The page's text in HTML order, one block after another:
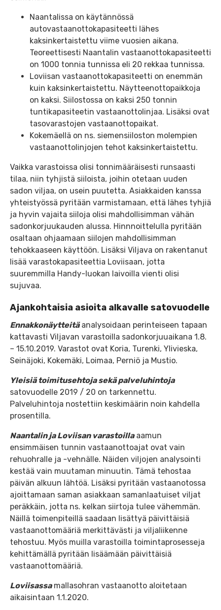
Naantalissa on käytännössä
autovastaanottokapasiteetti lähes
kaksinkertaistettu viime vuosien aikana.
Teoreettisesti Naantalin vastaanottokapasiteetti
on 1000 tonnia tunnissa eli 20 rekkaa tunnissa.
Loviisan vastaanottokapasiteetti on enemmän
kuin kaksinkertaistettu. Näytteenottopaikkoja
on kaksi. Siilostossa on kaksi 250 tonnin
tuntikapasiteetin vastaanottolinjaa. Lisäksi ovat
tasovarastojen vastaanottopaikat.
Kokemäellä on ns. siemensiiloston molempien
vastaanottolinjojen tehot kaksinkertaistettu.
Vaikka varastoissa olisi tonnimääräisesti runsaasti
tilaa, niin tyhjistä siiloista, joihin otetaan uuden
sadon viljaa, on usein puutetta. Asiakkaiden kanssa
yhteistyössä pyritään varmistamaan, että lähes tyhjiä
ja hyvin vajaita siiloja olisi mahdollisimman vähän
sadonkorjuukauden alussa. Hinnnoittelulla pyritään
osaltaan ohjaamaan siilojen mahdollisimman
tehokkaaseen käyttöön. Lisäksi Viljava on rakentanut
lisää varastokapasiteettia Loviisaan, jotta
suuremmilla Handy-luokan laivoilla vienti olisi
sujuvaa.
Ajankohtaisia asioita alkavalle satovuodelle
Ennakkonäytteitäanalysoidaan perinteiseen tapaan
kattavasti Viljavan varastoilla sadonkorjuuaikana 1.8.
– 15.10.2019. Varastot ovat Koria, Turenki, Ylivieska,
Seinäjoki, Kokemäki, Loimaa, Perniö ja Mustio.
Yleisiä toimitusehtoja sekä palveluhintoja
satovuodelle 2019 / 20 on tarkennettu.
Palveluhintoja nostettiin keskimäärin noin kahdella
prosentilla.
Naantalin ja Loviisan varastoillaaamun
ensimmäisen tunnin vastaanottoajat ovat vain
rehuohralle ja -vehnälle. Näiden viljojen analysointi
kestää vain muutaman minuutin. Tämä tehostaa
päivän alkuun lähtöä. Lisäksi pyritään vastaanotossa
ajoittamaan saman asiakkaan samanlaatuiset viljat
peräkkäin, jotta ns. kelkan siirtoja tulee vähemmän.
Näillä toimenpiteillä saadaan lisättyä päivittäisiä
vastaanottomääriä merkittävästi ja viljaliikenne
tehostuu. Myös muilla varastoilla toimintaprosesseja
kehittämällä pyritään lisäämään päivittäisiä
vastaanottomääriä.
Loviisassamallasohran vastaanotto aloitetaan
aikaisintaan 1.1.2020.